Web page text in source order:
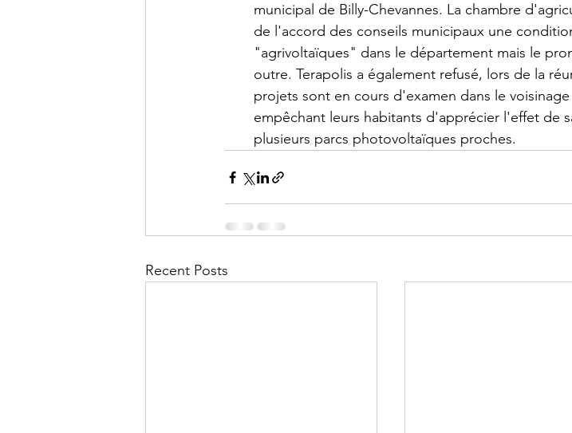
municipal de Billy-Chevannes. La chambre
de l'accord des conseils municipaux une
"agrivoltaïques" dans le département mais le
outre. Terapolis a également refusé, lors de la
projets sont en cours d'examen dans le
empêchant leurs habitants d'apprécier l'effet de
plusieurs parcs photovoltaïques proches.
Recent Posts